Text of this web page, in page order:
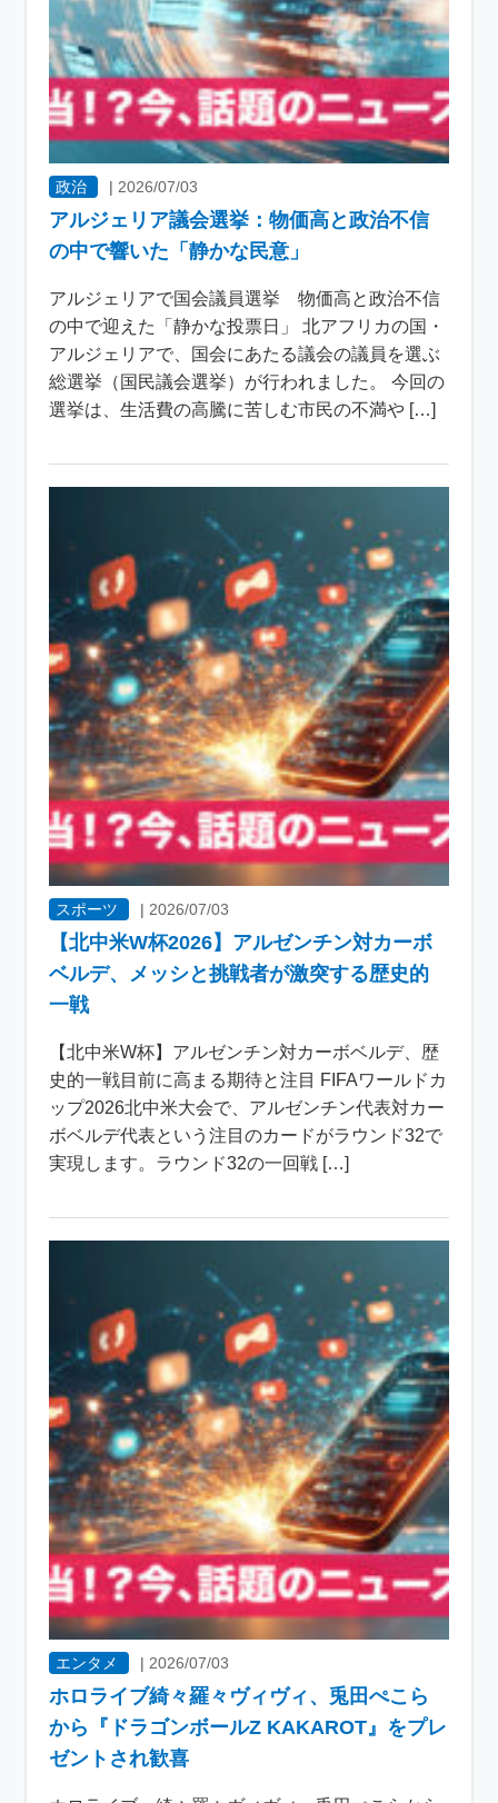
政治 | 2026/07/03
アルジェリア議会選挙：物価高と政治不信
の中で響いた「静かな民意」
アルジェリアで国会議員選挙 物価高と政治不信
の中で迎えた「静かな投票日」 北アフリカの国・
アルジェリアで、国会にあたる議会の議員を選ぶ
総選挙（国民議会選挙）が行われました。 今回の
選挙は、生活費の高騰に苦しむ市民の不満や […]
スポーツ | 2026/07/03
【北中米W杯2026】アルゼンチン対カーボ
ベルデ、メッシと挑戦者が激突する歴史的
一戦
【北中米W杯】アルゼンチン対カーボベルデ、歴
史的一戦目前に高まる期待と注目 FIFAワールドカ
ップ2026北中米大会で、アルゼンチン代表対カー
ボベルデ代表という注目のカードがラウンド32で
実現します。ラウンド32の一回戦 […]
エンタメ | 2026/07/03
ホロライブ綺々羅々ヴィヴィ、兎田ぺこら
から『ドラゴンボールZ KAKAROT』をプレ
ゼントされ歓喜